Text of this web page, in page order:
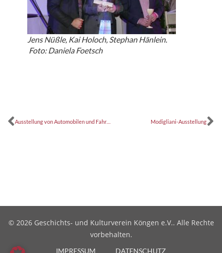
Jens Nüßle, Kai Holoch, Stephan Hänlein.
Foto: Daniela Foetsch
Modigliani-Ausstellung
© 2026 Geschichts- und Kulturverein Köngen e.V.. Alle Rechte
vorbehalten.
IMPRESSUM DATENSCHUTZ